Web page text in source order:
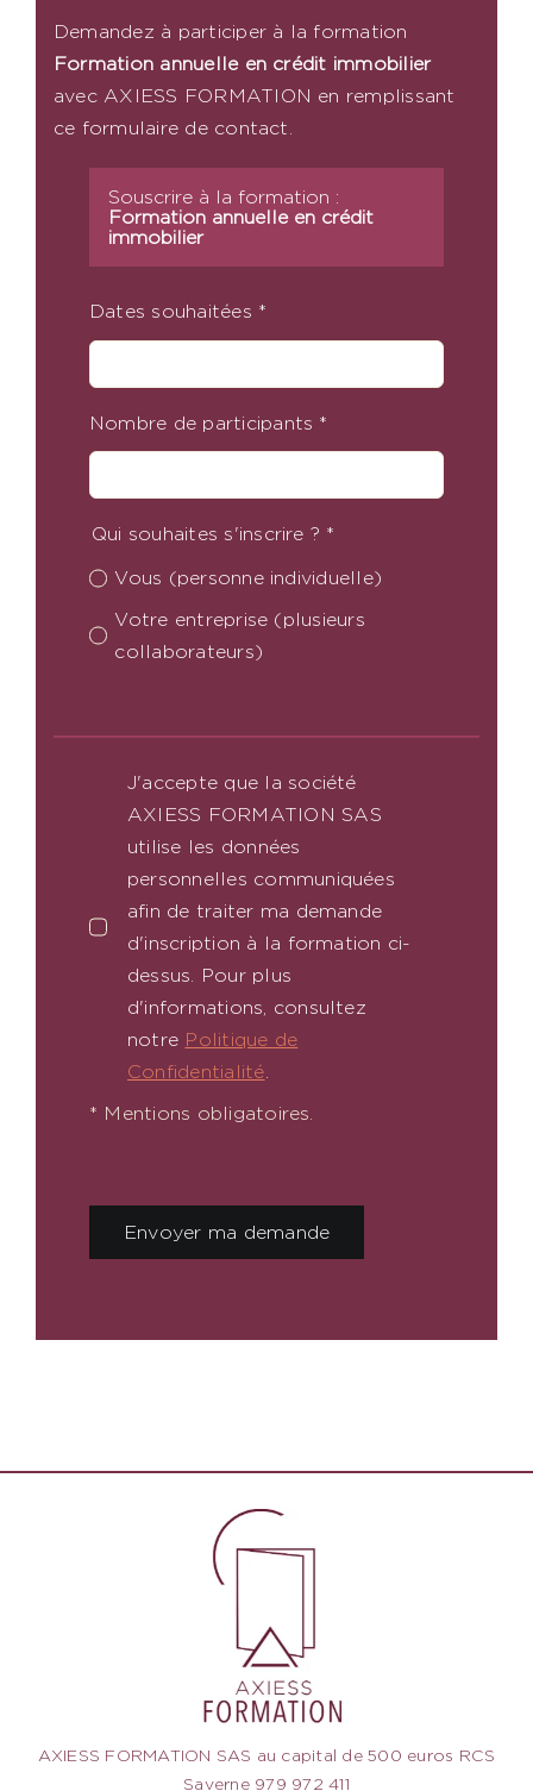
Demandez à participer à la formation
Formation annuelle en crédit immobilier
avec AXIESS FORMATION en remplissant
ce formulaire de contact.
Souscrire à la formation :
Formation annuelle en crédit
immobilier
Dates souhaitées *
Nombre de participants *
Qui souhaites s'inscrire ? *
Vous (personne individuelle)
Votre entreprise (plusieurs
collaborateurs)
J'accepte que la société
AXIESS FORMATION SAS
utilise les données
personnelles communiquées
afin de traiter ma demande
d'inscription à la formation ci-
dessus. Pour plus
d'informations, consultez
notre Politique de
Confidentialité.
* Mentions obligatoires.
Envoyer ma demande
AXIESS FORMATION SAS au capital de 500 euros RCS
Saverne 979 972 411